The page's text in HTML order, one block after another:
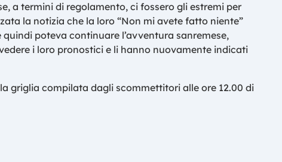
a termini di regolamento, ci fossero gli estremi per
la notizia che la loro “Non mi avete fatto niente”
poteva continuare l’avventura sanremese,
i loro pronostici e li hanno nuovamente indicati
griglia compilata dagli scommettitori alle ore 12.00 di